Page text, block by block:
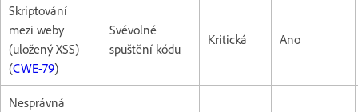
Skriptování
mezi weby
(uložený XSS)
(CWE-79)
Svévolné
spuštění kódu
Kritická Ano
Nesprávná